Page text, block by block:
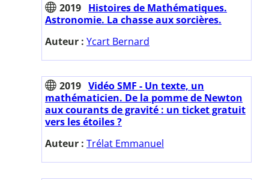
2019 Histoires de Mathématiques.
Astronomie. La chasse aux sorcières.
Auteur : Ycart Bernard
2019 Vidéo SMF - Un texte, un
mathématicien. De la pomme de Newton
aux courants de gravité : un ticket gratuit
vers les étoiles ?
Auteur : Trélat Emmanuel